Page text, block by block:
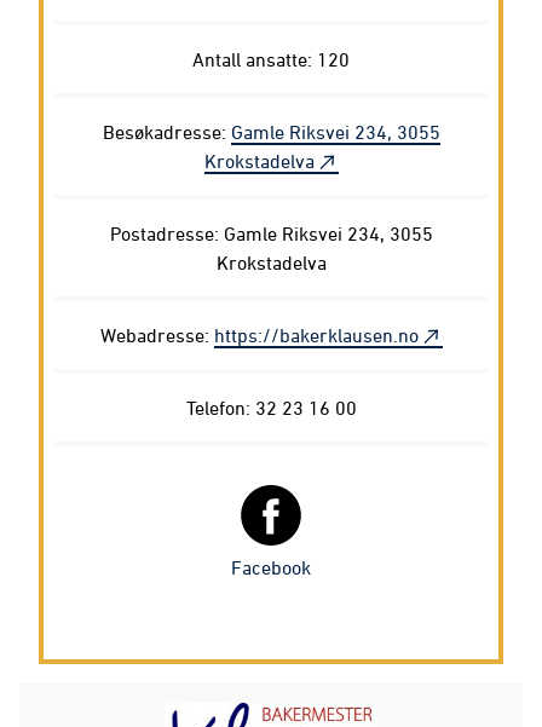
Antall ansatte: 120
Besøkadresse: Gamle Riksvei 234, 3055
Krokstadelva
Postadresse: Gamle Riksvei 234, 3055
Krokstadelva
Webadresse: https://bakerklausen.no
Telefon: 32 23 16 00
Facebook